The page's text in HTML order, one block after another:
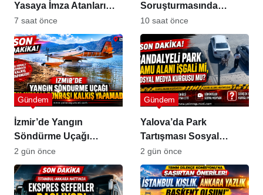
Yasaya İmza Atanları
İfşa Etti
7 saat önce
Soruşturmasında
İncelenen Bağış Listesi
Gündemde
10 saat önce
İzmir’de Yangın
Söndürme Uçağı
Gölette Kalkış
Yapamadı!
Gündem
2 gün önce
Yalova’da Park
Tartışması Sosyal
Medyada Büyük Yankı
Uyandırdı
Gündem
2 gün önce